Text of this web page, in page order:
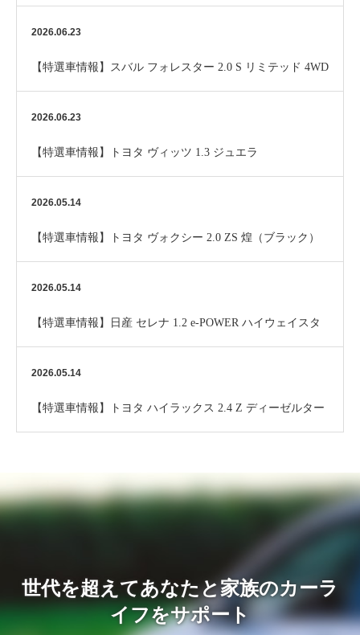
イト 4WD
2026.06.23
【特選車情報】スバル フォレスター 2.0 S リミテッド 4WD
2026.06.23
【特選車情報】トヨタ ヴィッツ 1.3 ジュエラ
2026.05.14
【特選車情報】トヨタ ヴォクシー 2.0 ZS 煌（ブラック）
2026.05.14
【特選車情報】日産 セレナ 1.2 e-POWER ハイウェイスタ
ー V 10インチナビ （パール）…
2026.05.14
【特選車情報】トヨタ ハイラックス 2.4 Z ディーゼルター
世代を超えてあなたと家族のカーラ
イフをサポート